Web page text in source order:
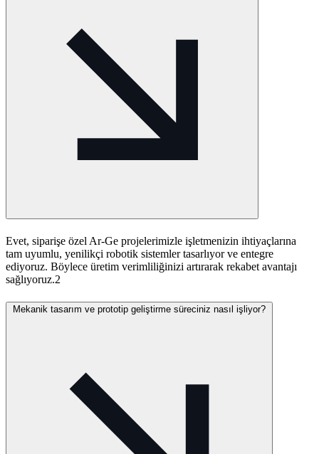
Evet, siparişe özel Ar-Ge projelerimizle işletmenizin ihtiyaçlarına
tam uyumlu, yenilikçi robotik sistemler tasarlıyor ve entegre
ediyoruz. Böylece üretim verimliliğinizi artırarak rekabet avantajı
sağlıyoruz.2
Mekanik tasarım ve prototip geliştirme süreciniz nasıl işliyor?